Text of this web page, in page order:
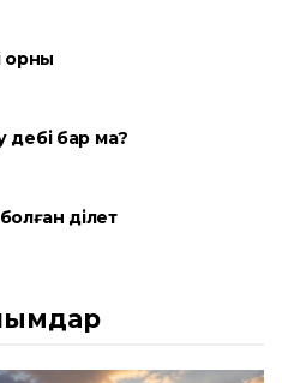
орны
әдебі бар ма?
әділет